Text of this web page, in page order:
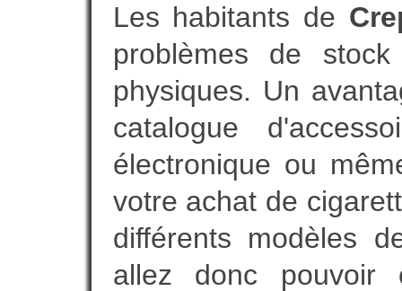
Les habitants de
problèmes de
physiques. Un
catalogue
électronique ou
votre achat de
différents modèles
allez donc pouvoir